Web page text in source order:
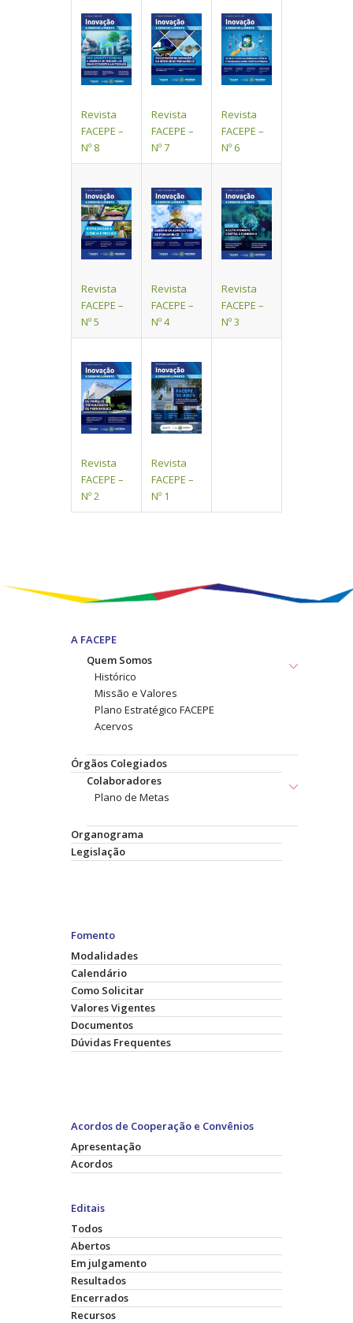
Revista
FACEPE –
Nº 8
Revista
FACEPE –
Nº 7
Revista
FACEPE –
Nº 6
Revista
FACEPE –
Nº 5
Revista
FACEPE –
Nº 4
Revista
FACEPE –
Nº 3
Revista
FACEPE –
Nº 2
Revista
FACEPE –
Nº 1
A FACEPE
Quem Somos
Histórico
Missão e Valores
Plano Estratégico FACEPE
Acervos
Órgãos Colegiados
Colaboradores
Plano de Metas
Organograma
Legislação
Fomento
Modalidades
Calendário
Como Solicitar
Valores Vigentes
Documentos
Dúvidas Frequentes
Acordos de Cooperação e Convênios
Apresentação
Acordos
Editais
Todos
Abertos
Em julgamento
Resultados
Encerrados
Recursos